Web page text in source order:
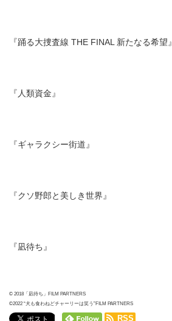
『踊る大捜査線 THE FINAL 新たなる希望』
『人類資金』
『ギャラクシー街道』
『クソ野郎と美しき世界』
『凪待ち』
© 2018「凪待ち」FILM PARTNERS
©2022 “犬も食わねどチャーリーは笑う”FILM PARTNERS
RSS